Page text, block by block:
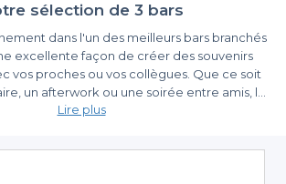
sélection de 3 bars
dans l'un des meilleurs bars branchés
excellente façon de créer des souvenirs
vos proches ou vos collègues. Que ce soit
un afterwork ou une soirée entre amis, le
pour réussir votre événement. Lattes,
offre une multitude d'options pour satisfaire
par la simplicité de Privateaser
réserver l'un des bars tendances de Lattes
Lire plus